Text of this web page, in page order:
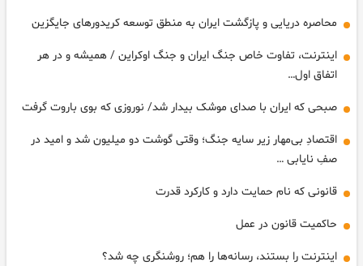
محاصره‌ دریایی و پازگشت ایران به منطق توسعه کریدورهای جایگزین
اینترنت، تفاوت خاص جنگ ایران و جنگ اوکراین / همیشه و در هر
اتفاق اول…
صبحی که ایران با صدای موشک بیدار شد/ نوروزی که بوی باروت گرفت
اقتصادِ بی‌مهار زیر سایه جنگ؛ وقتی گوشت دو میلیون شد و امید در
صفِ نایابی …
قانونی که نام حمایت دارد و کارکرد قدرت ‌
حاکمیت قانون در عمل
اینترنت را بستند، رسانه‌ها را هم؛ روشنگری چه شد؟